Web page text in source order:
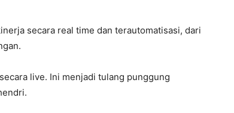
secara real time dan terautomatisasi, dari
live. Ini menjadi tulang punggung